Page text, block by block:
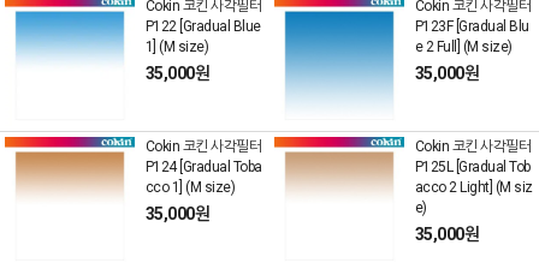
Cokin 코킨 사각필터
P122 [Gradual Blue
1] (M size)
35,000원
Cokin 코킨 사각필터
P123F [Gradual Blu
e 2 Full] (M size)
35,000원
Cokin 코킨 사각필터
P124 [Gradual Toba
cco 1] (M size)
35,000원
Cokin 코킨 사각필터
P125L [Gradual Tob
acco 2 Light] (M siz
e)
35,000원